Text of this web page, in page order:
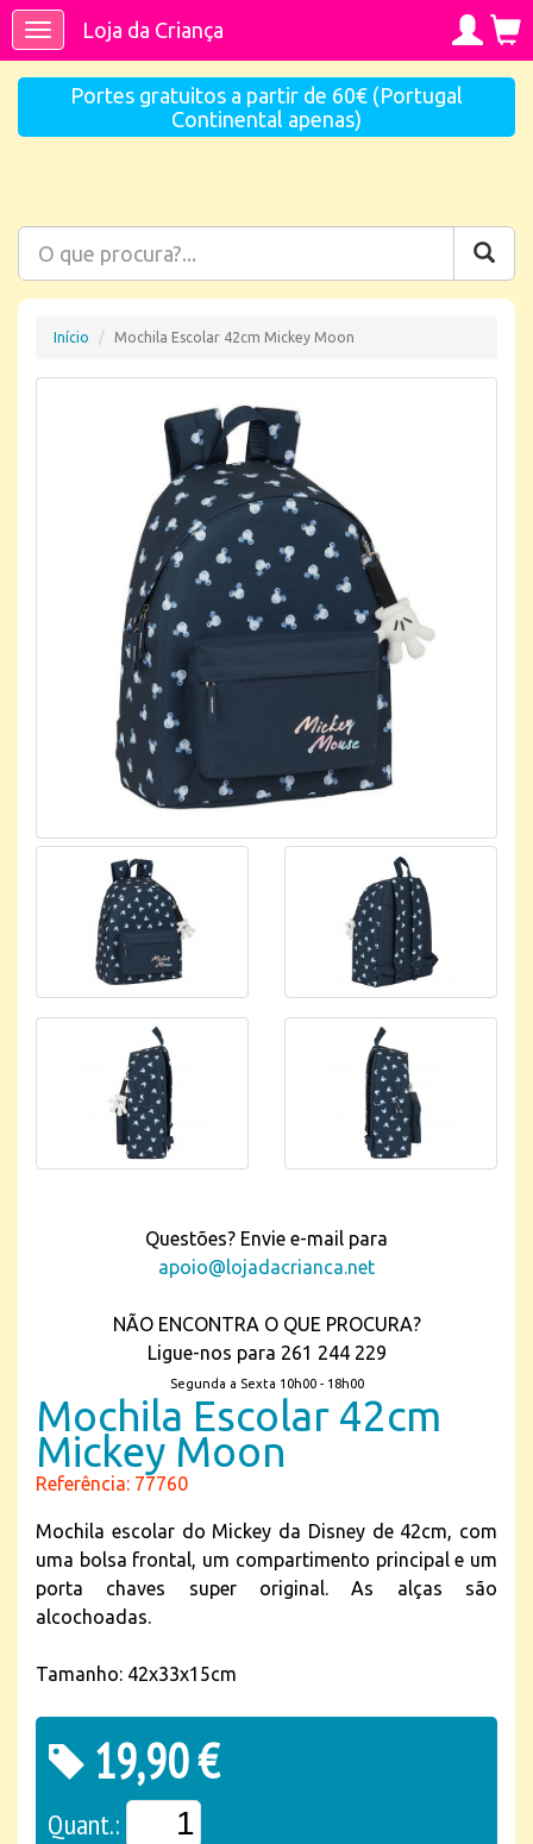
ToggleLoja da Criança
Portes gratuitos a partir de 60€ (Portugal
Continental apenas)
Início Mochila Escolar 42cm Mickey Moon
Questões? Envie e-mail para
apoio@lojadacrianca.net
NÃO ENCONTRA O QUE PROCURA?
Ligue-nos para 261 244 229
Segunda a Sexta 10h00 - 18h00
Mochila Escolar 42cm
Mickey Moon
Referência: 77760
Mochila escolar do Mickey da Disney de 42cm, com
uma bolsa frontal, um compartimento principal e um
porta chaves super original. As alças são
alcochoadas.
Tamanho: 42x33x15cm
19,90 €
Quant.: